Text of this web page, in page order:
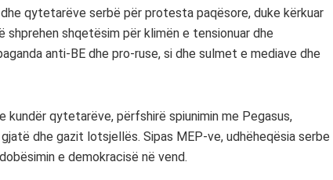
qytetarëve serbë për protesta paqësore, duke kërkuar
shprehen shqetësim për klimën e tensionuar dhe
anti-BE dhe pro-ruse, si dhe sulmet e mediave dhe
qytetarëve, përfshirë spiunimin me Pegasus,
dhe gazit lotsjellës. Sipas MEP-ve, udhëheqësia serbe
e demokracisë në vend.